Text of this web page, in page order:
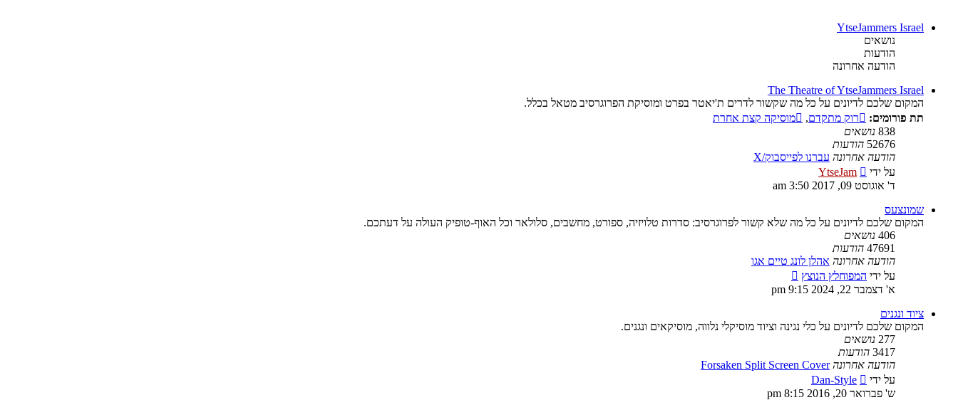
YtseJammers Israel
נושאים
הודעות
הודעה אחרונה
The Theatre of YtseJammers Israel
המקום שלכם לדיונים על כל מה שקשור לדרים ת'יאטר בפרט ומוסיקת הפרוגרסיב מטאל בכלל.
תת פורומים:
רוק מתקדם,
מוסיקה קצת אחרת
838 נושאים
52676 הודעות
הודעה אחרונה עברנו לפייסבוק/X
על ידי
YtseJamצפה
בהודעה
ד' אוגוסט 09, 2017 3:50 am
שמונצעס
המקום שלכם לדיונים על כל מה שלא קשור לפרוגרסיב: סדרות טלויזיה, ספורט, מחשבים, סלולאר וכל האוף-טופיק העולה על דעתכם.
406 נושאים
47691 הודעות
הודעה אחרונה אהלן לונג טיים אגו
על ידי המפוחלץ הנוצץ
בהודעה
האחרונה
א' דצמבר 22, 2024 9:15 pm
ציוד ונגנים
המקום שלכם לדיונים על כלי נגינה וציוד מוסיקלי נלווה, מוסיקאים ונגנים.
277 נושאים
3417 הודעות
הודעה אחרונה Forsaken Split Screen Cover
על ידי
Dan-Styleצפה
בהודעה
ש' פברואר 20, 2016 8:15 pm